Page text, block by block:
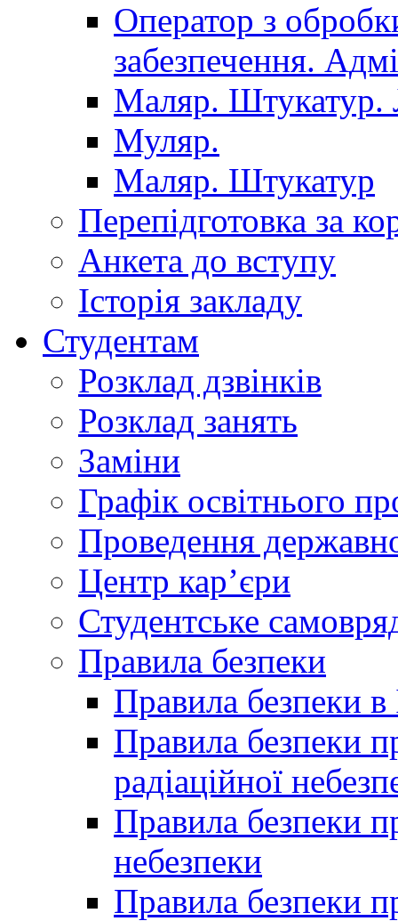
Оператор з
забезпечення.
Маляр. Штукатур.
Муляр.
Маляр. Штукатур
Перепідготовка за
Анкета до вступу
Історія закладу
Студентам
Розклад дзвінків
Розклад занять
Заміни
Графік освітнього
Проведення
Центр кар’єри
Студентське
Правила безпеки
Правила безпеки в
Правила безпеки
радіаційної
Правила безпеки
небезпеки
Правила безпеки